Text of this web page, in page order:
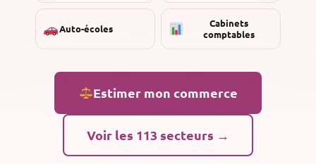
Auto-écoles
Cabinets
comptables
Estimer mon commerce
Voir les 113 secteurs →